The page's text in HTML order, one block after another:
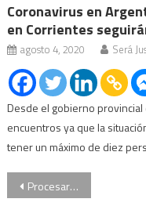
Coronavirus en
en Corrientes
agosto 4, 2020 Será
Desde el gobierno
encuentros ya que la
tener un máximo de diez
Navegación
Procesaron a Cristóbal López y a Fabián De Sousa por lavado de activos